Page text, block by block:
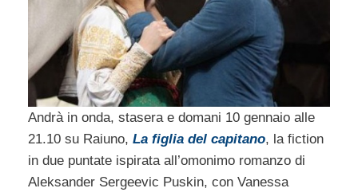
Andrà in onda, stasera e domani 10 gennaio alle
21.10 su Raiuno, La figlia del capitano, la fiction
in due puntate ispirata all’omonimo romanzo di
Aleksander Sergeevic Puskin, con Vanessa